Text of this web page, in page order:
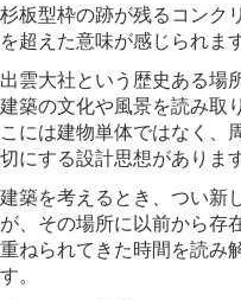
杉板型枠の跡が残るコンク
を超えた意味が感じられます
出雲大社という歴史ある場
建築の文化や風景を読み取
こには建物単体ではなく、
切にする設計思想があります
建築を考えるとき、つい新
が、その場所に以前から存
重ねられてきた時間を読み
す。